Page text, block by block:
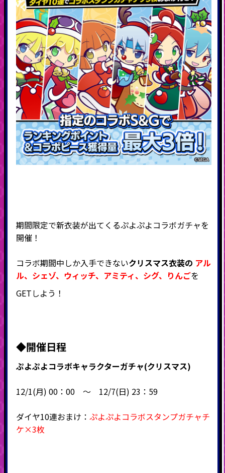
期間限定で新衣装が出てくるぷよぷよコラボガチャを
開催！
コラボ期間中しか入手できないクリスマス衣装の アル
ル、 シェゾ、ウィッチ、アミティ、シグ、 りんごを
GETしよう！
◆開催日程
ぷよぷよコラボキャラクターガチャ(クリスマス)
12/1(月) 00：00 ～ 12/7(日) 23：59
ダイヤ10連おまけ： ぷよぷよコラボスタンプガチャチ
ケ×3枚